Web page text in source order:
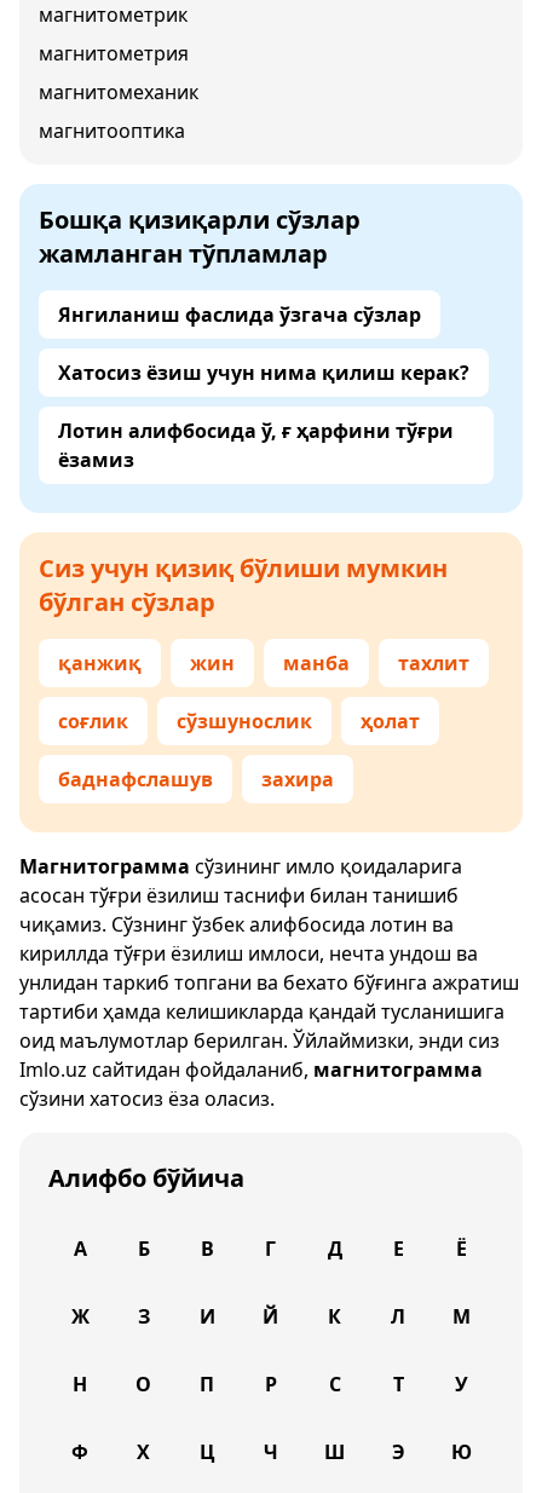
магнитометрик
магнитометрия
магнитомеханик
магнитооптика
Бошқа қизиқарли сўзлар
жамланган тўпламлар
Янгиланиш фаслида ўзгача сўзлар
Хатосиз ёзиш учун нима қилиш керак?
Лотин алифбосида ў, ғ ҳарфини тўғри
ёзамиз
Сиз учун қизиқ бўлиши мумкин
бўлган сўзлар
қанжиқ жин манба тахлит
соғлик сўзшунослик ҳолат
баднафслашув захира
Магнитограмма сўзининг имло қоидаларига
асосан тўғри ёзилиш таснифи билан танишиб
чиқамиз. Сўзнинг ўзбек алифбосида лотин ва
кириллда тўғри ёзилиш имлоси, нечта ундош ва
унлидан таркиб топгани ва бехато бўғинга ажратиш
тартиби ҳамда келишикларда қандай тусланишига
оид маълумотлар берилган. Ўйлаймизки, энди сиз
Imlo.uz сайтидан фойдаланиб, магнитограмма
сўзини хатосиз ёза оласиз.
Алифбо бўйича
А Б В Г Д Е Ё
Ж З И Й К Л М
Н О П Р С Т У
Ф Х Ц Ч Ш Э Ю